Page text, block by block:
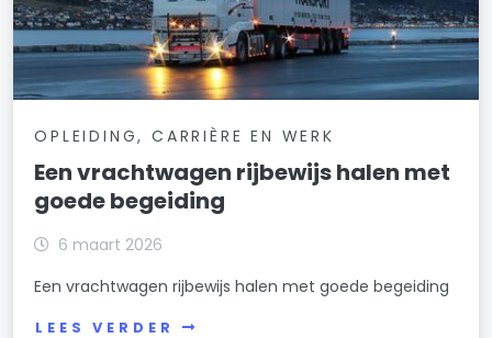
OPLEIDING, CARRIÈRE EN WERK
Een vrachtwagen rijbewijs halen met
goede begeiding
6 maart 2026
Een vrachtwagen rijbewijs halen met goede begeiding
LEES VERDER